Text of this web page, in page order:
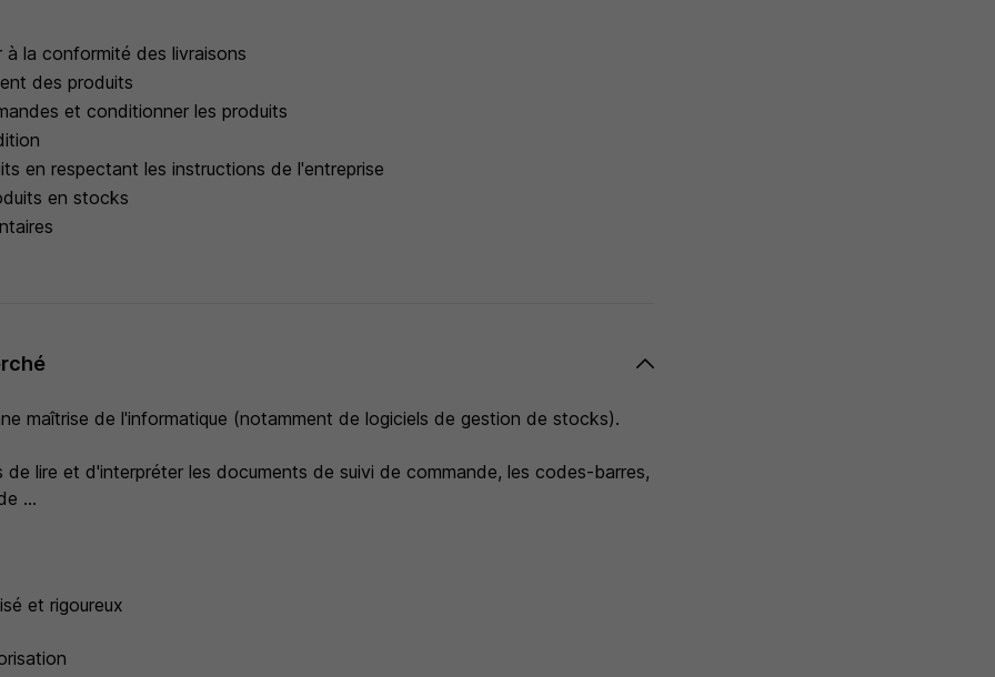
à la conformité des livraisons
des produits
et conditionner les produits
en respectant les instructions de l'entreprise
en stocks
maîtrise de l'informatique (notamment de logiciels de gestion de stocks).
de lire et d'interpréter les documents de suivi de commande, les codes-barres,
...
et rigoureux